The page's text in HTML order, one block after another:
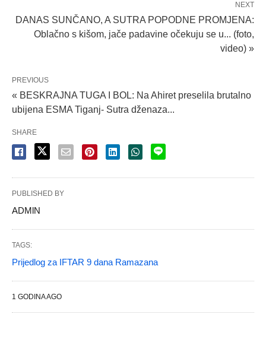
NEXT
DANAS SUNČANO, A SUTRA POPODNE PROMJENA:
Oblačno s kišom, jače padavine očekuju se u... (foto,
video) »
PREVIOUS
« BESKRAJNA TUGA I BOL: Na Ahiret preselila brutalno
ubijena ESMA Tiganj- Sutra dženaza...
SHARE
PUBLISHED BY
ADMlN
TAGS:
Prijedlog za IFTAR 9 dana Ramazana
1 GODINA AGO